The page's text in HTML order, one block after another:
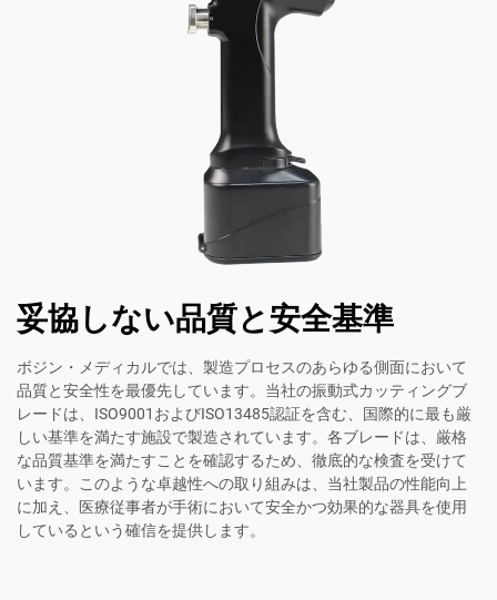
妥協しない品質と安全基準
ボジン・メディカルでは、製造プロセスのあらゆる側面において
品質と安全性を最優先しています。当社の振動式カッティングブ
レードは、ISO9001およびISO13485認証を含む、国際的に最も厳
しい基準を満たす施設で製造されています。各ブレードは、厳格
な品質基準を満たすことを確認するため、徹底的な検査を受けて
います。このような卓越性への取り組みは、当社製品の性能向上
に加え、医療従事者が手術において安全かつ効果的な器具を使用
しているという確信を提供します。